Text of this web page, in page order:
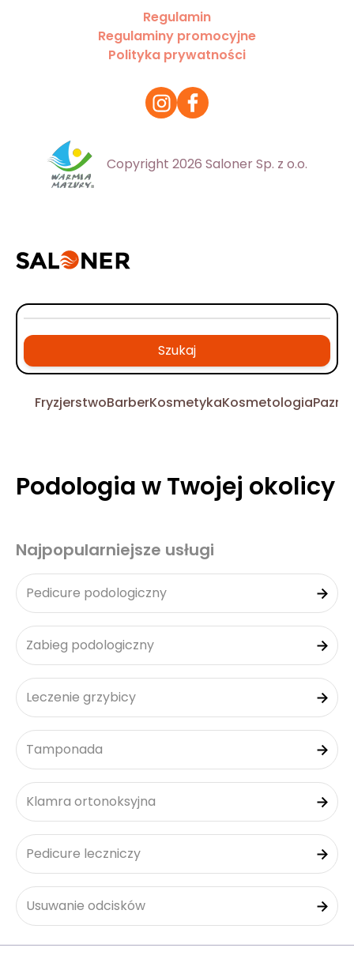
Regulamin
Regulaminy promocyjne
Polityka prywatności
Copyright 2026 Saloner Sp. z o.o.
Szukaj
FryzjerstwoBarberKosmetykaKosmetologia
Podologia w Twojej okolicy
Najpopularniejsze usługi
Pedicure podologiczny
Zabieg podologiczny
Leczenie grzybicy
Tamponada
Klamra ortonoksyjna
Pedicure leczniczy
Usuwanie odcisków